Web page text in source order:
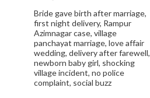
Bride gave birth after marriage,
first night delivery, Rampur
Azimnagar case, village
panchayat marriage, love affair
wedding, delivery after farewell,
newborn baby girl, shocking
village incident, no police
complaint, social buzz